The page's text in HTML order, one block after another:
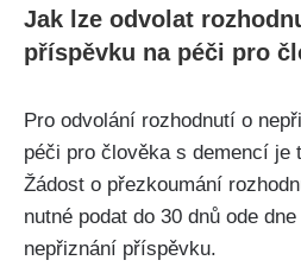
Jak lze odvolat
příspěvku na péči pro
Pro odvolání rozhodnutí o
péči pro člověka s demencí je
Žádost o přezkoumání
nutné podat do 30 dnů ode
nepřiznání příspěvku.